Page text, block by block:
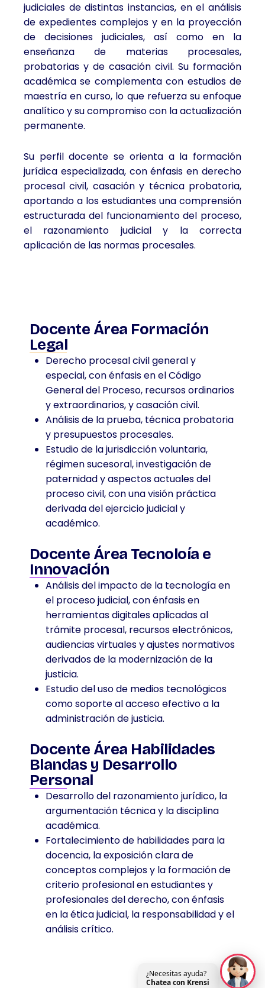
judiciales de distintas instancias, en el análisis
de expedientes complejos y en la proyección
de decisiones judiciales, así como en la
enseñanza de materias procesales,
probatorias y de casación civil. Su formación
académica se complementa con estudios de
maestría en curso, lo que refuerza su enfoque
analítico y su compromiso con la actualización
permanente.
Su perfil docente se orienta a la formación
jurídica especializada, con énfasis en derecho
procesal civil, casación y técnica probatoria,
aportando a los estudiantes una comprensión
estructurada del funcionamiento del proceso,
el razonamiento judicial y la correcta
aplicación de las normas procesales.
Docente Área Formación
Legal
Derecho procesal civil general y
especial, con énfasis en el Código
General del Proceso, recursos ordinarios
y extraordinarios, y casación civil.
Análisis de la prueba, técnica probatoria
y presupuestos procesales.
Estudio de la jurisdicción voluntaria,
régimen sucesoral, investigación de
paternidad y aspectos actuales del
proceso civil, con una visión práctica
derivada del ejercicio judicial y
académico.
Docente Área Tecnoloía e
Innovación
Análisis del impacto de la tecnología en
el proceso judicial, con énfasis en
herramientas digitales aplicadas al
trámite procesal, recursos electrónicos,
audiencias virtuales y ajustes normativos
derivados de la modernización de la
justicia.
Estudio del uso de medios tecnológicos
como soporte al acceso efectivo a la
administración de justicia.
Docente Área Habilidades
Blandas y Desarrollo
Personal
Desarrollo del razonamiento jurídico, la
argumentación técnica y la disciplina
académica.
Fortalecimiento de habilidades para la
docencia, la exposición clara de
conceptos complejos y la formación de
criterio profesional en estudiantes y
profesionales del derecho, con énfasis
en la ética judicial, la responsabilidad y el
análisis crítico.
¿Necesitas ayuda?
Chatea con Krensi